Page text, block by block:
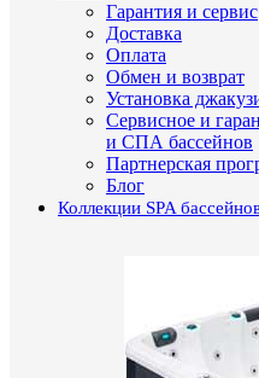
Гарантия и сервис
Доставка
Оплата
Обмен и возврат
Установка
Сервисное и
и СПА бассейнов
Партнерская
Блог
Коллекции SPA